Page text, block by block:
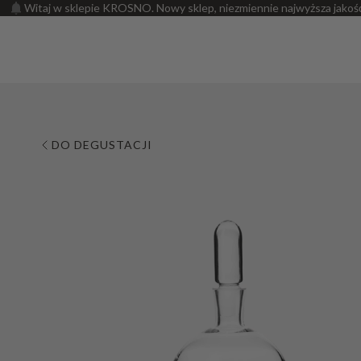
Witaj w sklepie KROSNO. Nowy sklep, niezmiennie najwyższa
DO DEGUSTACJI